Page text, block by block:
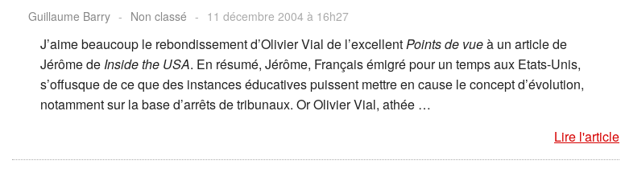
Guillaume Barry - Non classé - 11 décembre 2004 à 16h27
J’aime beaucoup le rebondissement d’Olivier Vial de l’excellentPoints de vueà un article de
Jérôme de Inside the USA. En résumé, Jérôme, Français émigré pour un temps aux Etats-Unis,
s’offusque de ce que des instances éducatives puissent mettre en cause le concept d’évolution,
notamment sur la base d’arrêts de tribunaux. Or Olivier Vial, athée …
Lire l'article